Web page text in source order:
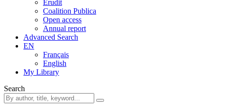
Érudit
Coalition Publica
Open access
Annual report
Advanced Search
EN
Français
English
My Library
Search